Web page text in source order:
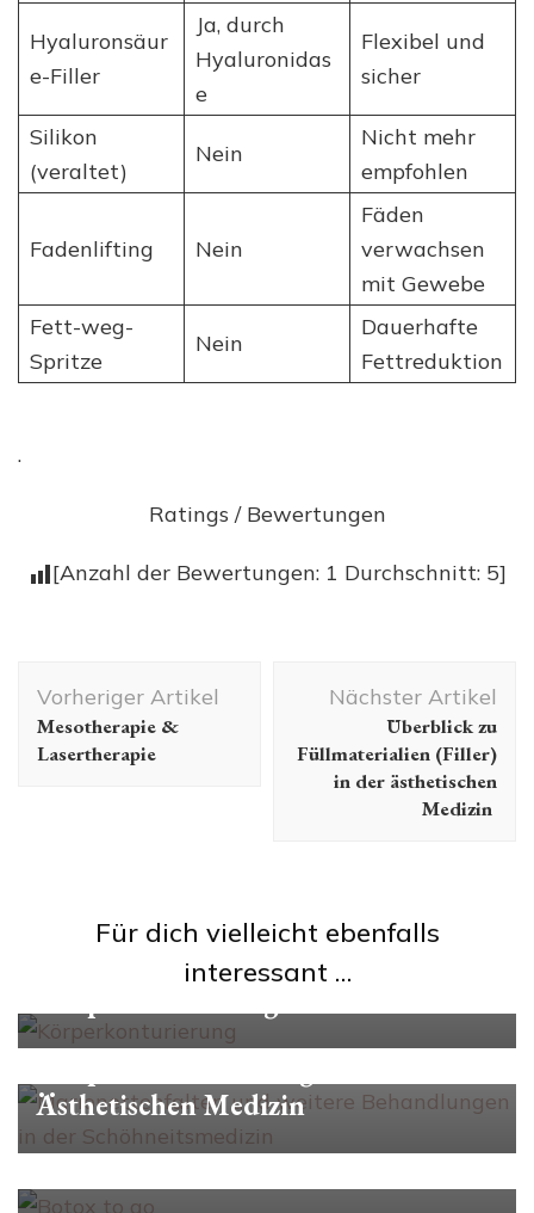
Hyaluronsäur
e-Filler
Ja, durch
Hyaluronidas
e
Flexibel und
sicher
Silikon
(veraltet)
Nein
Nicht mehr
empfohlen
Fadenlifting Nein
Fäden
verwachsen
mit Gewebe
Fett-weg-
Spritze
Nein
Dauerhafte
Fettreduktion
.
Ratings / Bewertungen
[Anzahl der Bewertungen: 1 Durchschnitt: 5]
Vorheriger Artikel
Mesotherapie &
Lasertherapie
Nächster Artikel
Überblick zu
Füllmaterialien (Filler)
in der ästhetischen
Medizin
Für dich vielleicht ebenfalls
interessant …
Körperkonturierung
Body – Ästhetische
Körperkonturierung
Ästhetischen Medizin
Körperkonturierung
Botox to go – schnelle Frische für